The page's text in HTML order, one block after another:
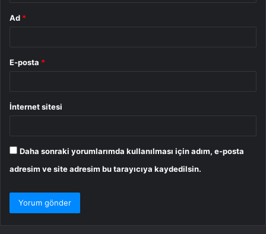
Ad *
E-posta *
İnternet sitesi
Daha sonraki yorumlarımda kullanılması için adım, e-posta
adresim ve site adresim bu tarayıcıya kaydedilsin.